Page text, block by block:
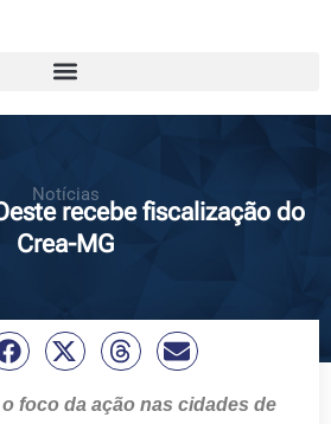
Notícias
recebe fiscalização do
Crea-MG
foco da ação nas cidades de